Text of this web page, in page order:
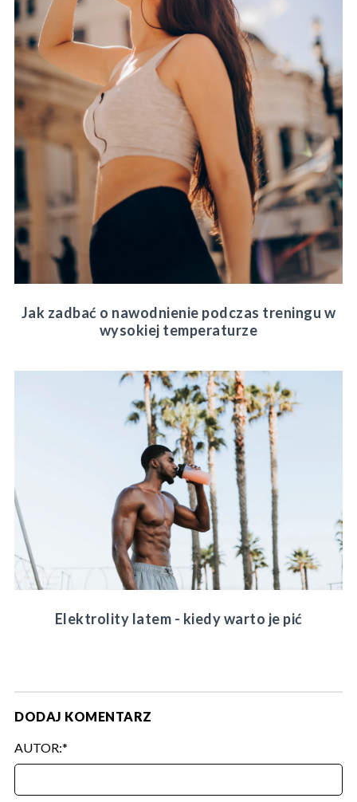
Jak zadbać o nawodnienie podczas treningu w
wysokiej temperaturze
Elektrolity latem - kiedy warto je pić
DODAJ KOMENTARZ
AUTOR: